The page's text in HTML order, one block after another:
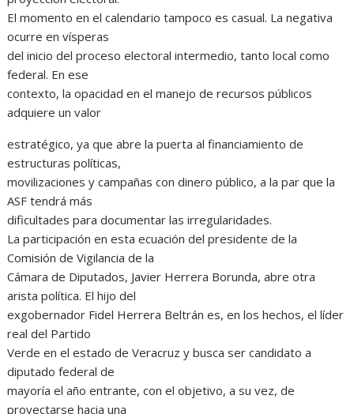
El momento en el calendario tampoco es casual. La negativa
ocurre en vísperas
del inicio del proceso electoral intermedio, tanto local como
federal. En ese
contexto, la opacidad en el manejo de recursos públicos
adquiere un valor
estratégico, ya que abre la puerta al financiamiento de
estructuras políticas,
movilizaciones y campañas con dinero público, a la par que la
ASF tendrá más
dificultades para documentar las irregularidades.
La participación en esta ecuación del presidente de la
Comisión de Vigilancia de la
Cámara de Diputados, Javier Herrera Borunda, abre otra
arista política. El hijo del
exgobernador Fidel Herrera Beltrán es, en los hechos, el líder
real del Partido
Verde en el estado de Veracruz y busca ser candidato a
diputado federal de
mayoría el año entrante, con el objetivo, a su vez, de
proyectarse hacia una